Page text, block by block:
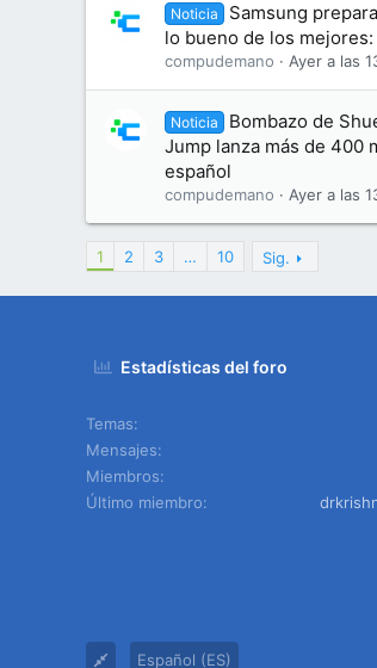
Noticia
Samsung
lo bueno de los
compudemano Ayer a las
Noticia
Bombazo de
Jump lanza más de 400
español
compudemano Ayer a las
1 2 3 … 10 Sig.
Estadísticas del foro
Temas
Mensajes
Miembros
Último miembro
Español (ES)